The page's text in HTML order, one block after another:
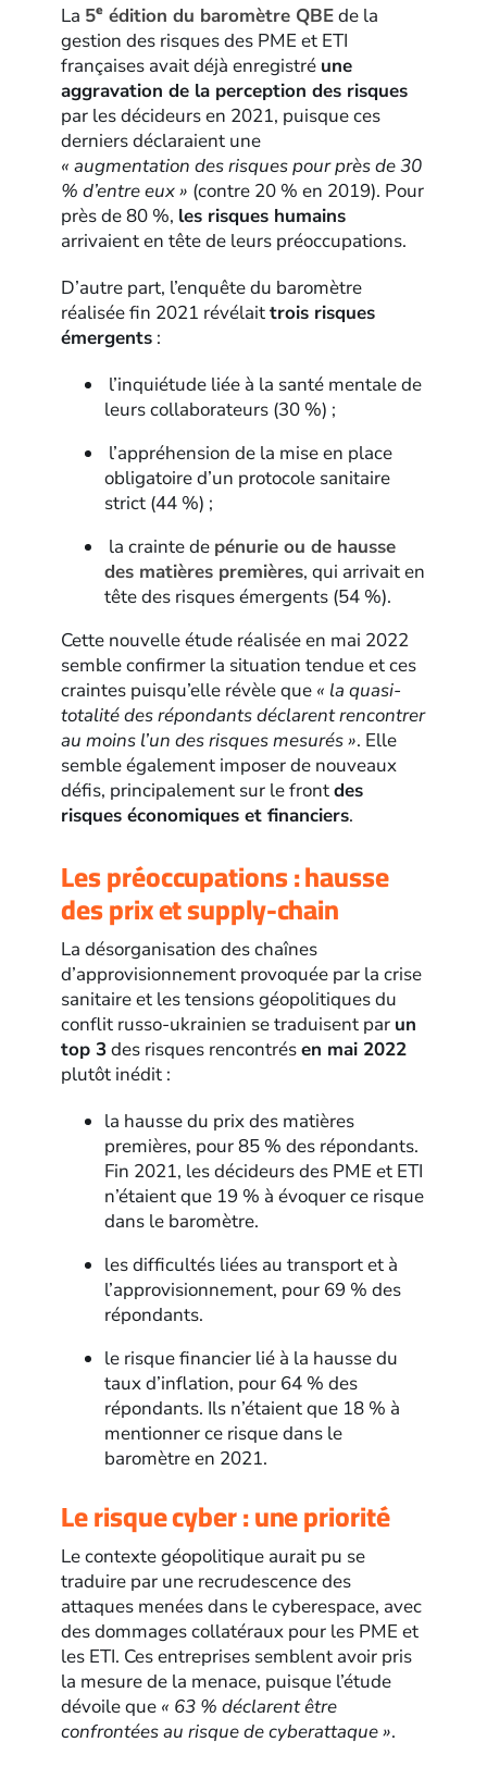
La 5e édition du baromètre QBEde la
gestion des risques des PME et ETI
françaises avait déjà enregistré une
aggravation de la perception des risques
par les décideurs en 2021, puisque ces
derniers déclaraient une
« augmentation des risques pour près de 30
% d’entre eux » (contre 20 % en 2019). Pour
près de 80 %, les risques humains
arrivaient en tête de leurs préoccupations.
D’autre part, l’enquête du baromètre
réalisée fin 2021 révélaittrois risques
émergents :
l’inquiétude liée à la santé mentale de
leurs collaborateurs (30 %) ;
l’appréhension de la mise en place
obligatoire d’un protocole sanitaire
strict (44 %) ;
la crainte de pénurie ou de hausse
des matières premières, qui arrivait en
tête des risques émergents (54 %).
Cette nouvelle étude réalisée en mai 2022
semble confirmer la situation tendue et ces
craintes puisqu’elle révèle que « la quasi-
totalité des répondants déclarent rencontrer
au moins l’un des risques mesurés ». Elle
semble également imposer de nouveaux
défis, principalement sur le frontdes
risques économiques et financiers.
Les préoccupations : hausse
des prix et supply-chain
La désorganisation des chaînes
d’approvisionnement provoquée par la crise
sanitaire et les tensions géopolitiques du
conflit russo-ukrainien se traduisent par un
top 3des risques rencontrésen mai 2022
plutôt inédit :
la hausse du prix des matières
premières, pour 85 % des répondants.
Fin 2021, les décideurs des PME et ETI
n’étaient que 19 % à évoquer ce risque
dans le baromètre.
les difficultés liées au transport et à
l’approvisionnement, pour 69 % des
répondants.
le risque financier lié à la hausse du
taux d’inflation, pour 64 % des
répondants. Ils n’étaient que 18 % à
mentionner ce risque dans le
baromètre en 2021.
Le risque cyber : une priorité
Le contexte géopolitique aurait pu se
traduire par une recrudescence des
attaques menées dans le cyberespace, avec
des dommages collatéraux pour les PME et
les ETI. Ces entreprises semblent avoir pris
la mesure de la menace, puisque l’étude
dévoile que « 63 % déclarent être
confrontées au risque de cyberattaque ».